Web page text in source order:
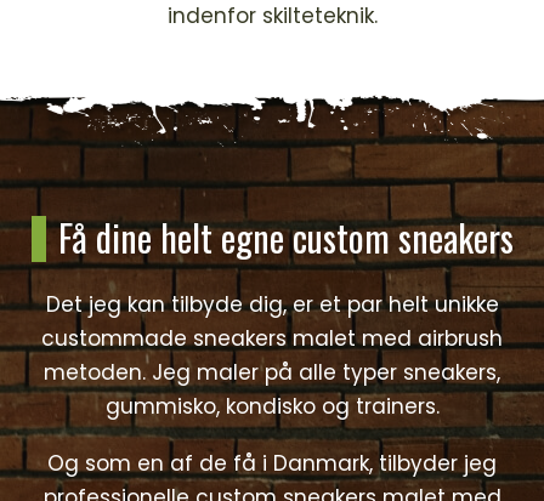
indenfor skilteteknik.
Få dine helt egne custom sneakers
Det jeg kan tilbyde dig, er et par helt unikke
custommade sneakers malet med airbrush
metoden. Jeg maler på alle typer sneakers,
gummisko, kondisko og trainers.
Og som en af de få i Danmark, tilbyder jeg